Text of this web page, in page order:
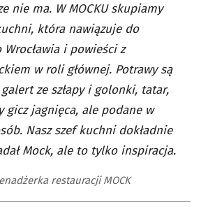
nie ma. W MOCKU skupiamy
która nawiązuje do
i powieści z
w roli głównej. Potrawy są
ze szłapy i golonki, tatar,
gicz jagnięca, ale podane w
Nasz szef kuchni dokładnie
Mock, ale to tylko inspiracja.
restauracji MOCK